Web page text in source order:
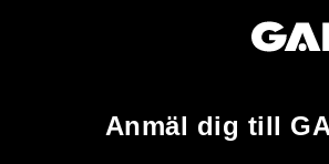
Anmäl dig till